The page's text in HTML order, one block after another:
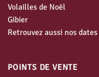
Volailles de Noël
Gibier
Retrouvez aussi nos
POINTS DE VENTE